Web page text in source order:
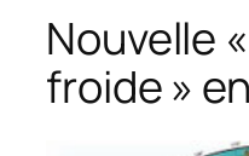
Nouvelle
froide »